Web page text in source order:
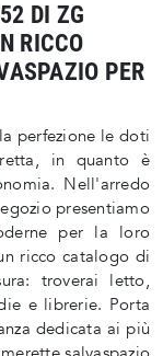
DI ZG
RICCO
PER
perfezione le doti
in quanto è
Nell'arredo
presentiamo
per la loro
ricco catalogo di
troverai letto,
e librerie. Porta
dedicata ai più